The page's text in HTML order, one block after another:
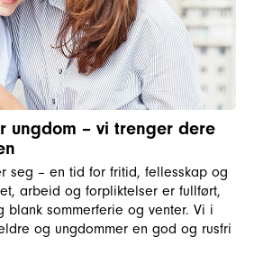
ungdom – vi trenger dere
seg – en tid for fritid, fellesskap og
arbeid og forpliktelser er fullført,
sommerferie og venter. Vi i
og ungdommer en god og rusfri